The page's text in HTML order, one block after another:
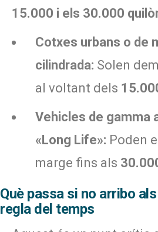
15.000 i els 30.000
Cotxes urbans o de
cilindrada: Solen
al voltant dels
Vehicles de gamma
«Long Life»: Poden
marge fins als
Què passa si no arribo
regla del temps